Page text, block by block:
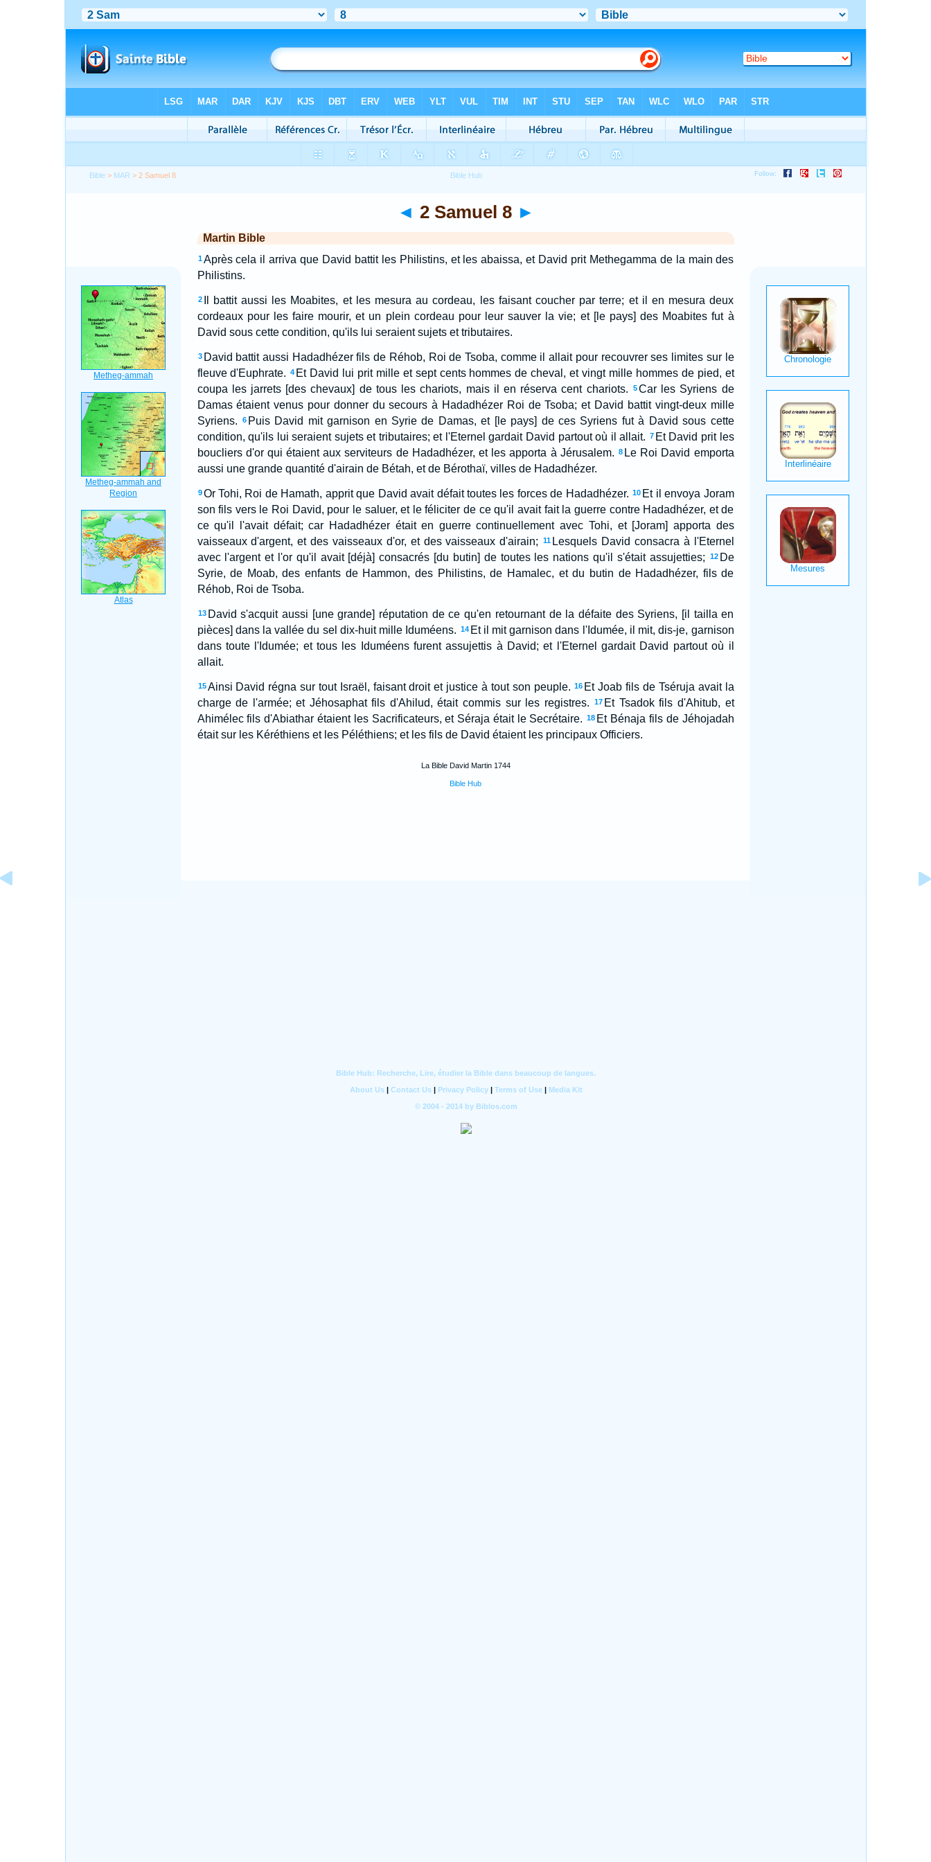
Bible > MAR > 2 Samuel 8
◄ 2 Samuel 8 ►
Martin Bible
1 Après cela il arriva que David battit les Philistins, et les abaissa, et David prit Methegamma de la main des
Philistins.
2
Il battit aussi les Moabites, et les mesura au cordeau, les faisant coucher par terre; et il en mesura deux
cordeaux pour les faire mourir, et un plein cordeau pour leur sauver la vie; et [le pays] des Moabites fut à
David sous cette condition, qu'ils lui seraient sujets et tributaires.
3 David battit aussi Hadadhézer fils de Réhob, Roi de Tsoba, comme il allait pour recouvrer ses limites sur le
fleuve d'Euphrate.
4 Et David lui prit mille et sept cents hommes de cheval, et vingt mille hommes de pied, et
coupa les jarrets [des chevaux] de tous les chariots, mais il en réserva cent chariots.
5Car les Syriens de
Damas étaient venus pour donner du secours à Hadadhézer Roi de Tsoba; et David battit vingt-deux mille
Syriens.
6 Puis David mit garnison en Syrie de Damas, et [le pays] de ces Syriens fut à David sous cette
condition, qu'ils lui seraient sujets et tributaires; et l'Eternel gardait David partout où il allait. 7 Et David prit les
boucliers d'or qui étaient aux serviteurs de Hadadhézer, et les apporta à Jérusalem. 8 Le Roi David emporta
aussi une grande quantité d'airain de Bétah, et de Bérothaï, villes de Hadadhézer.
9 Or Tohi, Roi de Hamath, apprit que David avait défait toutes les forces de Hadadhézer. 10 Et il envoya Joram
son fils vers le Roi David, pour le saluer, et le féliciter de ce qu'il avait fait la guerre contre Hadadhézer, et de
ce qu'il l'avait défait; car Hadadhézer était en guerre continuellement avec Tohi, et [Joram] apporta des
vaisseaux d'argent, et des vaisseaux d'or, et des vaisseaux d'airain;
11 Lesquels David consacra à l'Eternel
avec l'argent et l'or qu'il avait [déjà] consacrés [du butin] de toutes les nations qu'il s'était assujetties;
12 De
Syrie, de Moab, des enfants de Hammon, des Philistins, de Hamalec, et du butin de Hadadhézer, fils de
Réhob, Roi de Tsoba.
13 David s'acquit aussi [une grande] réputation de ce qu'en retournant de la défaite des Syriens, [il tailla en
pièces] dans la vallée du sel dix-huit mille Iduméens. 14 Et il mit garnison dans l'Idumée, il mit, dis-je, garnison
dans toute l'Idumée; et tous les Iduméens furent assujettis à David; et l'Eternel gardait David partout où il
allait.
15 Ainsi David régna sur tout Israël, faisant droit et justice à tout son peuple. 16 Et Joab fils de Tséruja avait la
charge de l'armée; et Jéhosaphat fils d'Ahilud, était commis sur les registres.
17 Et Tsadok fils d'Ahitub, et
Ahimélec fils d'Abiathar étaient les Sacrificateurs, et Séraja était le Secrétaire.
18 Et Bénaja fils de Jéhojadah
était sur les Kéréthiens et les Péléthiens; et les fils de David étaient les principaux Officiers.
La Bible David Martin 1744
Bible Hub